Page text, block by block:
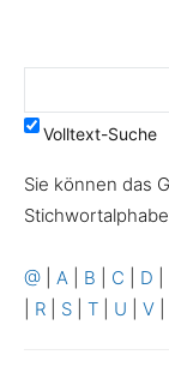
Volltext-Suche
Sie können das
@ A B C D
R S T U V